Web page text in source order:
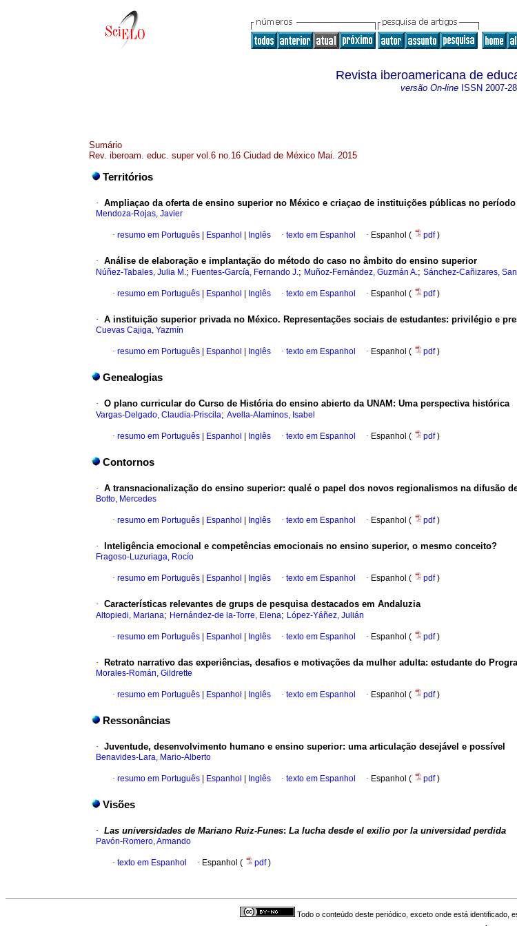
Revista iberoamericana de
versão On-lineISSN 2007-
Sumário
Rev. iberoam. educ. super vol.6 no.16 Ciudad de México Mai. 2015
Territórios
· Ampliaçao da oferta de ensino superior no México e criaçao de instituições públicas no período
Mendoza-Rojas, Javier
· resumo em Português Espanhol Inglês · texto em Espanhol · Espanhol ( pdf)
· Análise de elaboração e implantação do método do caso no âmbito do ensino superior
Núñez-Tabales, Julia M.; Fuentes-García, Fernando J.; Muñoz-Fernández, Guzmán A.; Sánchez-Cañizares,
· resumo em Português Espanhol Inglês · texto em Espanhol · Espanhol ( pdf)
· A instituição superior privada no México. Representações sociais de estudantes: privilégio e
Cuevas Cajiga, Yazmín
· resumo em Português Espanhol Inglês · texto em Espanhol · Espanhol ( pdf)
Genealogias
· O plano curricular do Curso de História do ensino abierto da UNAM : Uma perspectiva histórica
Vargas-Delgado, Claudia-Priscila; Avella-Alaminos, Isabel
· resumo em Português Espanhol Inglês · texto em Espanhol · Espanhol ( pdf)
Contornos
· A transnacionalização do ensino superior: qualé o papel dos novos regionalismos na difusão
Botto, Mercedes
· resumo em Português Espanhol Inglês · texto em Espanhol · Espanhol ( pdf)
· Inteligência emocional e competências emocionais no ensino superior, o mesmo conceito?
Fragoso-Luzuriaga, Rocío
· resumo em Português Espanhol Inglês · texto em Espanhol · Espanhol ( pdf)
· Características relevantes de grups de pesquisa destacados em Andaluzia
Altopiedi, Mariana; Hernández-de la-Torre, Elena; López-Yáñez, Julián
· resumo em Português Espanhol Inglês · texto em Espanhol · Espanhol ( pdf)
· Retrato narrativo das experiências, desafios e motivações da mulher adulta: estudante do
Morales-Román, Gildrette
· resumo em Português Espanhol Inglês · texto em Espanhol · Espanhol ( pdf)
Ressonâncias
· Juventude, desenvolvimento humano e ensino superior: uma articulação desejável e possível
Benavides-Lara, Mario-Alberto
· resumo em Português Espanhol Inglês · texto em Espanhol · Espanhol ( pdf)
Visões
· Las universidades de Mariano Ruiz-Funes: La lucha desde el exilio por la universidad perdida
Pavón-Romero, Armando
· texto em Espanhol · Espanhol ( pdf)
Todo o conteúdo deste periódico, exceto onde está identificado,